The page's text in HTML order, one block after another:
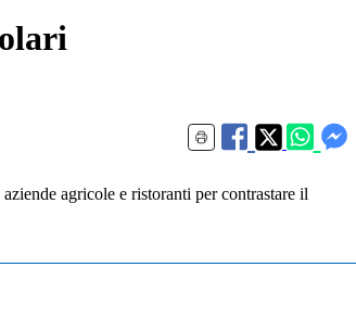
agricole e ristoranti per contrastare il